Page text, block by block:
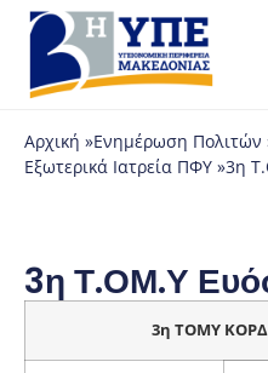
Αρχική »Ενημέρωση Πολιτών
Εξωτερικά Ιατρεία ΠΦΥ »3η
3η Τ.ΟΜ.Υ
3η ΤΟΜΥ